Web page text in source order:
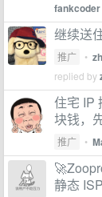
fankcoder
继续送
推广 •
replied by
住宅 IP
块钱，
推广 •
静态